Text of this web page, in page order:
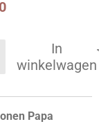
In
winkelwagen
Papa